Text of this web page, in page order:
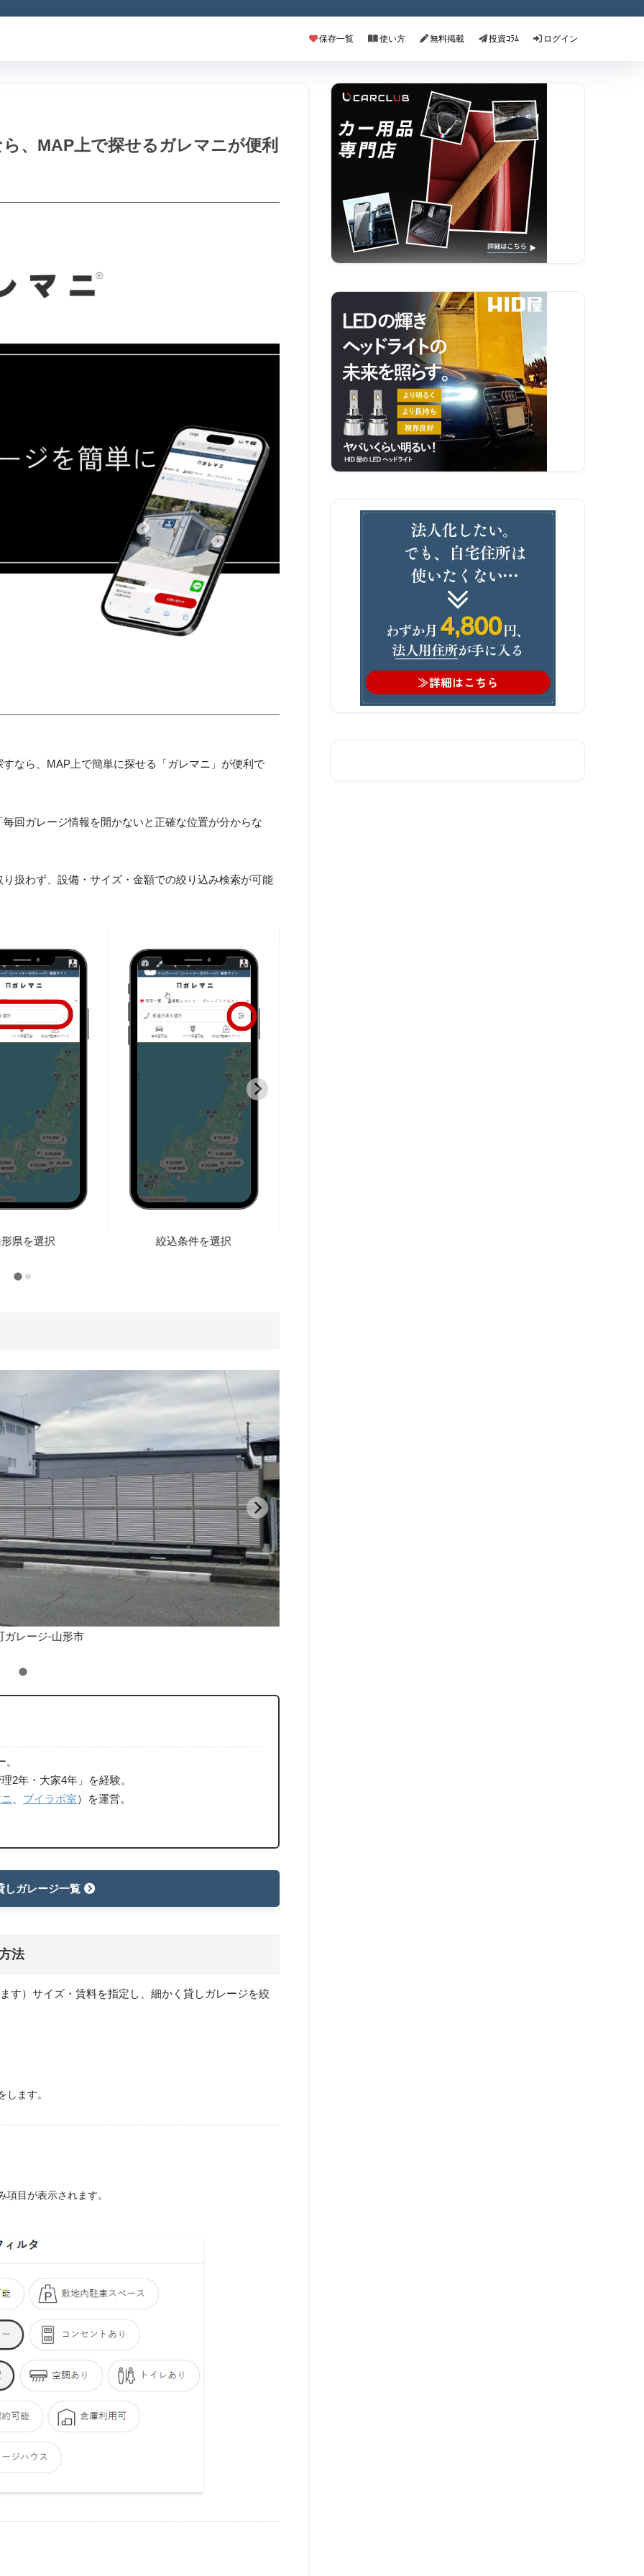
保存一覧 使い方 無料掲載 投資ｺﾗﾑ ログイン
、MAP上で探せるガレマニが便利
なら、MAP上で簡単に探せる「ガレマニ」が便利で
回ガレージ情報を開かないと正確な位置が分からな
扱わず、設備・サイズ・金額での絞り込み検索が可能
県を選択 絞込条件を選択
ガレージ-山形市
2年・大家4年」を経験。
ブイラボ室）を運営。
しガレージ一覧
法
す）サイズ・賃料を指定し、細かく貸しガレージを絞
します。
目が表示されます。